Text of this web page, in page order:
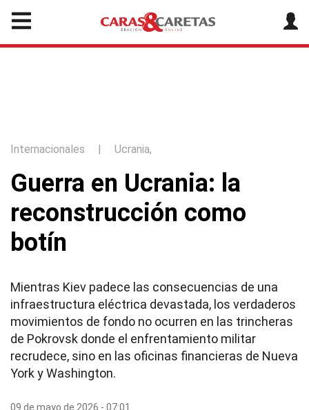
Internacionales | Ucrania,
Guerra en Ucrania: la
reconstrucción como
botín
Mientras Kiev padece las consecuencias de una
infraestructura eléctrica devastada, los verdaderos
movimientos de fondo no ocurren en las trincheras
de Pokrovsk donde el enfrentamiento militar
recrudece, sino en las oficinas financieras de Nueva
York y Washington.
09 de mayo de 2026 - 07:01